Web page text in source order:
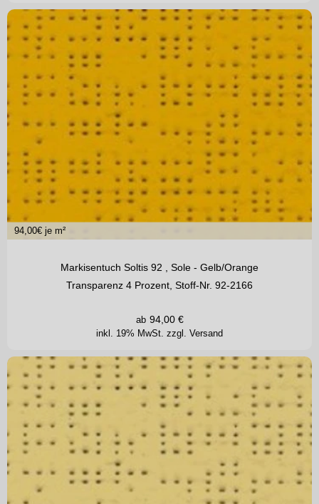
94,00€ je m²
Markisentuch Soltis 92 , Sole - Gelb/Orange
Transparenz 4 Prozent, Stoff-Nr. 92-2166
inkl. 19% MwSt. zzgl. Versand
ab 94,00€